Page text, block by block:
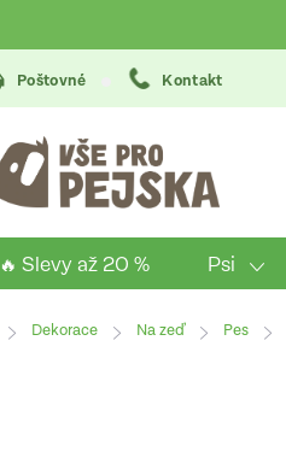
Poštovné Kontakt
🔥 Slevy až 20 % Psi
Domů
Dekorace Na zeď Pes